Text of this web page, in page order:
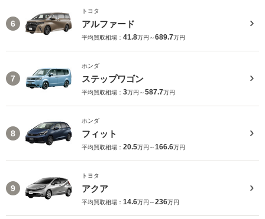
6
トヨタ
アルファード
平均買取相場： 41.8万円～689.7万円
7
ホンダ
ステップワゴン
平均買取相場： 3万円～587.7万円
8
ホンダ
フィット
平均買取相場： 20.5万円～166.6万円
9
トヨタ
アクア
平均買取相場： 14.6万円～236万円